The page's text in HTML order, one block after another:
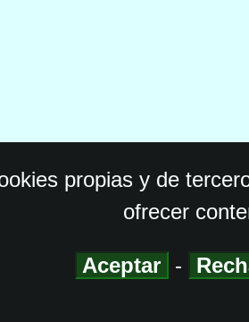
propias y de
ofrecer
Aceptar -